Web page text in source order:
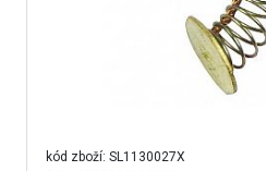
kód zboží: SL1130027X